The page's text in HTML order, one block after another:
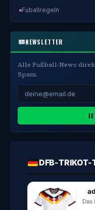
Fuballregeln
NEWSLETTER
Alle Fußball-News
Spam.
DFB-TRIKOT-
Das